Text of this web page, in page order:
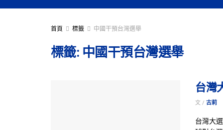
首頁 標籤 中國干預台灣選舉
標籤: 中國干預台灣選舉
台灣
文 / 古莉
台灣大